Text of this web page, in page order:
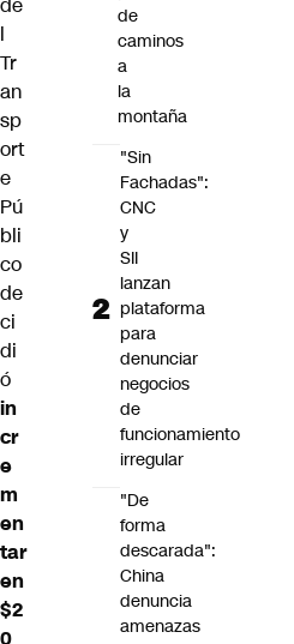
l
Tr
an
sp
ort
e
Pú
bli
co
de
ci
di
ó
in
cr
e
m
en
tar
en
$2
de
caminos
a
la
montaña
"Sin
Fachadas":
CNC
y
SII
lanzan
plataforma
para
denunciar
negocios
de
funcionamiento
irregular
"De
forma
descarada":
China
denuncia
amenazas